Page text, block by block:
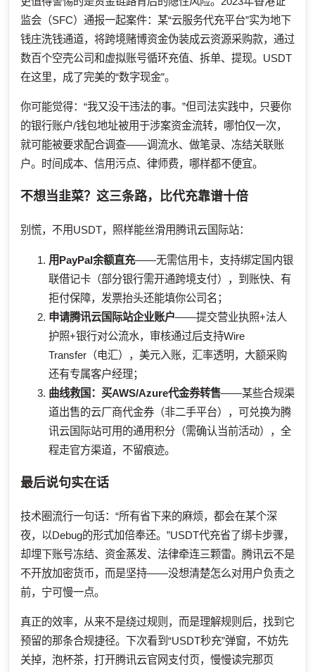
监会（SFC）通报一起案件：某“云服务代充平台”实为地下
钱庄洗钱通道，将跨境赌博资金伪装成云资源采购款，通过
数百个空壳公司和虚拟账号循环充值、拆单、提现。USDT
在这里，成了完美的“数字现金”。
你可能觉得：“我又没干违法的事。”但司法实践中，只要你
的银行账户/钱包地址被用于涉案资金流转，哪怕仅一次，
就可能被要求配合调查——调流水、做笔录、冻结关联账
户。时间成本、信用污点、律师费，哪样都不便宜。
不想当韭菜？这三条路，比代充靠谱十倍
别慌，不用USDT，照样能丝滑用腾讯云国际站：
用PayPal余额直充——无需信用卡，支持绑定国内银
联借记卡（部分银行需开通跨境支付），到账快、有
拒付保障，发票抬头还能填你公司名；
申请腾讯云国际站企业账户——提交营业执照+法人
护照+银行对公流水，审核通过后支持Wire
Transfer（电汇），美元入账，汇率透明，大额采购
还有专属客户经理；
曲线救国：买AWS/Azure代金券转售——某些合规渠
道出售的云厂商代金券（非二手平台），可兑换为腾
讯云国际站可用的通用积分（需确认当前活动），全
程走官方渠道，不留痕迹。
最后说句实在话
技术圈流行一句话：“所有省下来的麻烦，都会在某个深
夜，以Debug的形式加倍奉还。”USDT代充省了绑卡步骤，
却埋下账号冻结、资金蒸发、法律牵连三颗雷。腾讯云不是
不开放加密货币，而是坚持——没想清楚怎么对用户负责之
前，宁可慢一点。
真正的效率，从来不是绕过规则，而是理解规则后，找到它
预留的那条合规捷径。下次看到“USDT秒充”弹窗，不妨先
关掉，泡杯茶，打开腾讯云官网支付页，慢慢读完那页